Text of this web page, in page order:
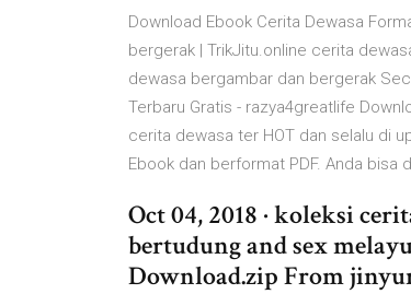
Download Ebook Cerita Dewasa
bergerak | TrikJitu.online cerita
dewasa bergambar dan bergerak
Terbaru Gratis - razya4greatlife
cerita dewasa ter HOT dan selalu di
Ebook dan berformat PDF. Anda
Oct 04, 2018 · koleksi
bertudung and sex
Download.zip From